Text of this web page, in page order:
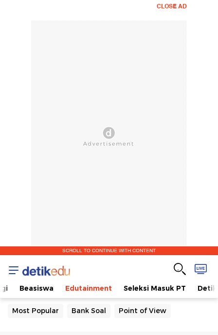
CLOSE AD
SCROLL TO CONTINUE WITH CONTENT
Beasiswa Edutainment Seleksi Masuk PT
Most Popular Bank Soal Point of View